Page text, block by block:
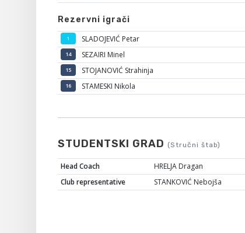
Rezervni igrači
1 SLADOJEVIĆ Petar
14 SEZAIRI Minel
15 STOJANOVIĆ Strahinja
16 STAMESKI Nikola
STUDENTSKI GRAD (Stručni štab)
Head Coach
HRELJA Dragan
Club representative
STANKOVIĆ Nebojša